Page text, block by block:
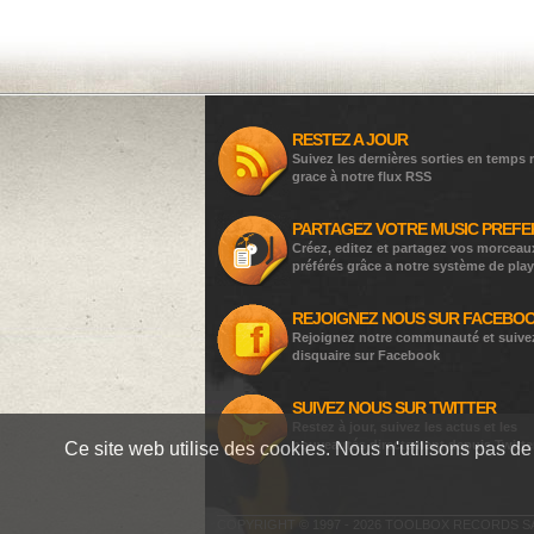
RESTEZ A JOUR
Suivez les dernières sorties en temps
grace à notre flux RSS
PARTAGEZ VOTRE MUSIC
Créez, editez et partagez vos
préférés grâce a notre système de
REJOIGNEZ NOUS SUR
Rejoignez notre communauté et
disquaire sur Facebook
SUIVEZ NOUS SUR TWITTER
nouveautés directement depuis Twitter
Ce site web utilise des cookies. Nous n'utilisons pas